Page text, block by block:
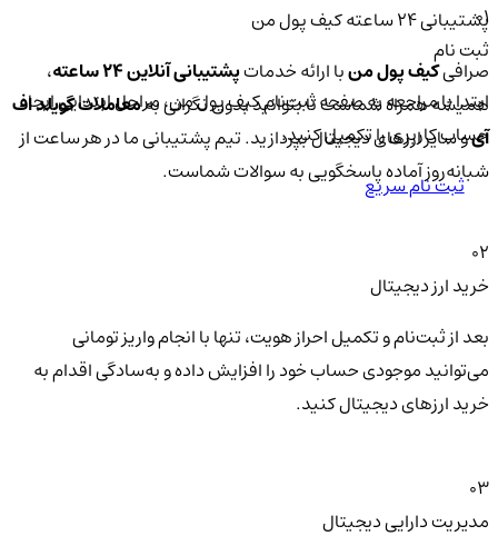
پشتیبانی ۲۴ ساعته کیف پول من
صرافیکیف پول منبا ارائه خدماتپشتیبانی آنلاین ۲۴ ساعته
،
همیشه همراه شماست تا بتوانید بدون نگرانی بهمعاملات گویلد اف
آیو سایر ارزهای دیجیتال بپردازید. تیم پشتیبانی ما در هر ساعت از
شبانه‌روز آماده پاسخگویی به سوالات شماست.
01
ثبت نام
ابتدا با مراجعه به صفحه ثبت‌نام کیف‌ پول من، مراحل ابتدایی ایجاد
حساب کاربری را تکمیل کنید.
ثبت نام سریع
02
خرید ارز دیجیتال
بعد از ثبت‌نام و تکمیل احراز هویت، تنها با انجام واریز تومانی
می‌توانید موجودی حساب خود را افزایش داده و به‌سادگی اقدام به
خرید ارزهای دیجیتال کنید.
03
مدیریت دارایی دیجیتال